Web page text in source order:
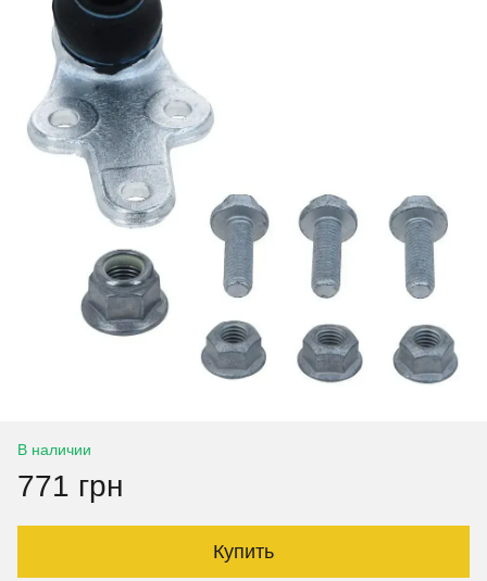
В наличии
771 грн
Купить